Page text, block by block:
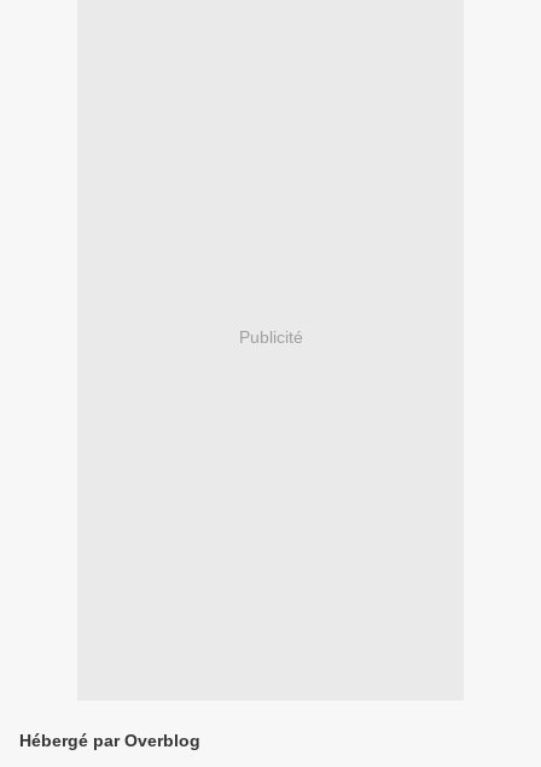
Publicité
Hébergé par Overblog